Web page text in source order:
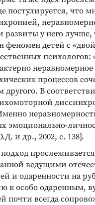
постулируется, что
у него лучше,
феномен детей с
процессов
другого. В
эмоционально-
и др., 2002, с. 138].
ведущими
и одаренности на
к особо одаренным,
почти всегда
Реклама
у